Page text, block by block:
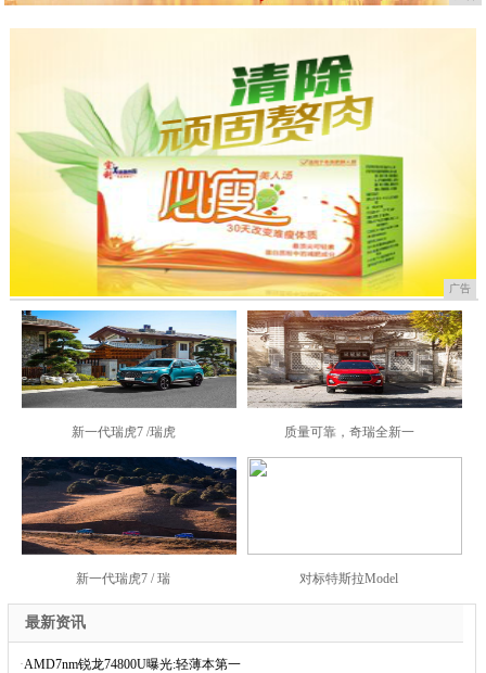
广告
新一代瑞虎7 /瑞虎 质量可靠，奇瑞全新一
新一代瑞虎7 / 瑞 对标特斯拉Model
最新资讯
·AMD7nm锐龙74800U曝光:轻薄本第一